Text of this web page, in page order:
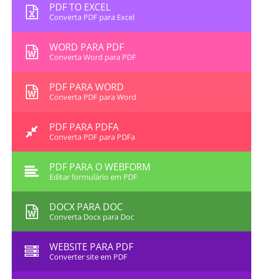
PDF TO EXCEL
Converta PDF para Excel
WORD PARA PDF
Converta Word para PDF
PDF PARA WORD
Converta PDF para Word
PDF PARA PDFA
Converta PDF para PDFa
PDF PARA O WEBFORM
Editar formulário em PDF
DOCX PARA DOC
Converta Docx para Doc
WEBSITE PARA PDF
Converter site em PDF